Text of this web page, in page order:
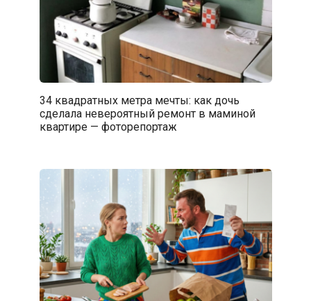
34 квадратных метра мечты: как дочь
сделала невероятный ремонт в маминой
квартире — фоторепортаж